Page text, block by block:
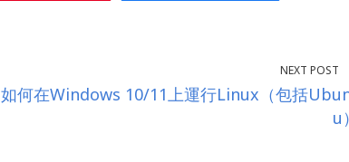
NEXT POST
如何在Windows 10/11上運行Linux（包括
u